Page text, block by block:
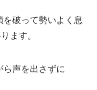
破って勢いよく息
ます。
声を出さずに